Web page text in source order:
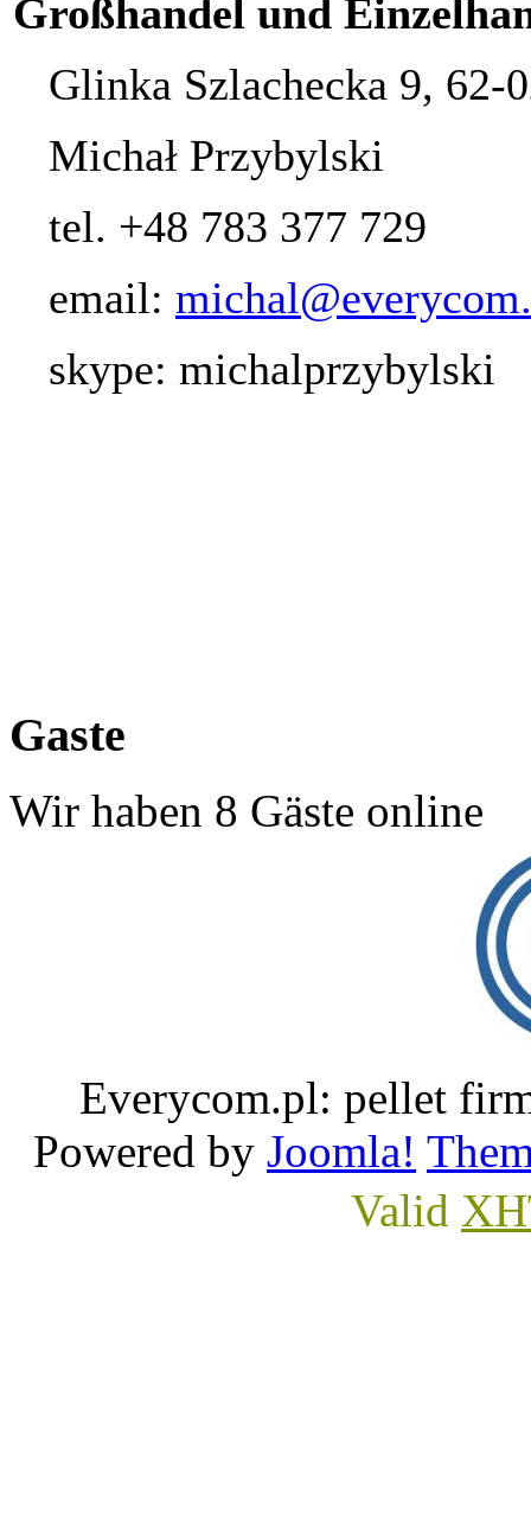
Großhandel und
Glinka Szlachecka 9, 62-
Michał Przybylski
tel. +48 783 377 729
email:
skype: michalprzybylski
Gaste
Wir haben 8 Gäste online
Everycom.pl: pellet
Powered by Joomla!
Valid